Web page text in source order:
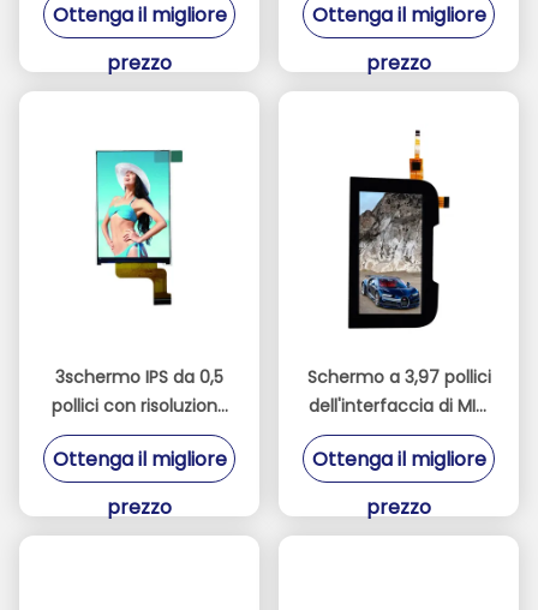
dall'orologio
Ottenga il migliore
prezzo
2.69inch 1280 * 720
Ottenga il migliore
prezzo
3schermo IPS da 0,5
pollici con risoluzione
ad alta definizione di
320 * 480 interfaccia
visualizzazione di
Ottenga il migliore
prezzo
Schermo a 3,97 pollici
dell'interfaccia di MIPI
delle esposizioni 480 *
800 di IPS TFT LCD
Ottenga il migliore
prezzo